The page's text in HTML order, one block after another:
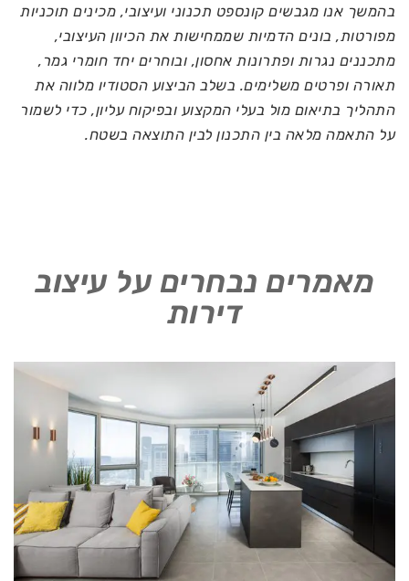
בהמשך אנו מגבשים קונספט תכנוני ועיצובי, מכינים תוכניות
מפורטות, בונים הדמיות שממחישות את הכיוון העיצובי,
מתכננים נגרות ופתרונות אחסון, ובוחרים יחד חומרי גמר,
תאורה ופרטים משלימים. בשלב הביצוע הסטודיו מלווה את
התהליך בתיאום מול בעלי המקצוע ובפיקוח עליון, כדי לשמור
על התאמה מלאה בין התכנון לבין התוצאה בשטח.
מאמרים נבחרים על עיצוב
דירות